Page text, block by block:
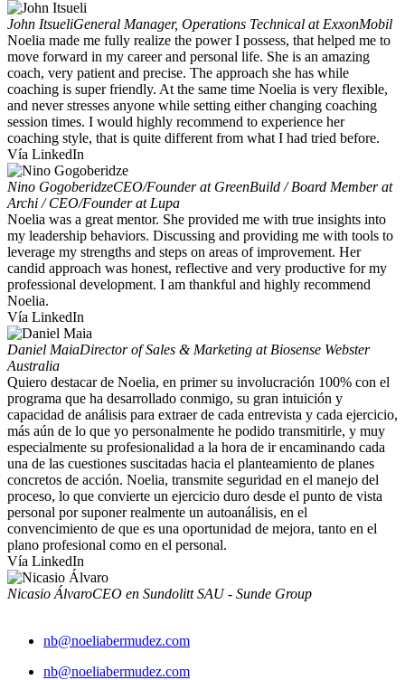
John ItsueliGeneral Manager, Operations Technical at ExxonMobil
Noelia made me fully realize the power I possess, that helped me to
move forward in my career and personal life. She is an amazing
coach, very patient and precise. The approach she has while
coaching is super friendly. At the same time Noelia is very flexible,
and never stresses anyone while setting either changing coaching
session times. I would highly recommend to experience her
coaching style, that is quite different from what I had tried before.
Vía LinkedIn
Nino GogoberidzeCEO/Founder at GreenBuild / Board Member at
Archi / CEO/Founder at Lupa
Noelia was a great mentor. She provided me with true insights into
my leadership behaviors. Discussing and providing me with tools to
leverage my strengths and steps on areas of improvement. Her
candid approach was honest, reflective and very productive for my
professional development. I am thankful and highly recommend
Noelia.
Vía LinkedIn
Daniel MaiaDirector of Sales & Marketing at Biosense Webster
Australia
Quiero destacar de Noelia, en primer su involucración 100% con el
programa que ha desarrollado conmigo, su gran intuición y
capacidad de análisis para extraer de cada entrevista y cada ejercicio,
más aún de lo que yo personalmente he podido transmitirle, y muy
especialmente su profesionalidad a la hora de ir encaminando cada
una de las cuestiones suscitadas hacia el planteamiento de planes
concretos de acción. Noelia, transmite seguridad en el manejo del
proceso, lo que convierte un ejercicio duro desde el punto de vista
personal por suponer realmente un autoanálisis, en el
convencimiento de que es una oportunidad de mejora, tanto en el
plano profesional como en el personal.
Vía LinkedIn
Nicasio ÁlvaroCEO en Sundolitt SAU - Sunde Group
nb@noeliabermudez.com
nb@noeliabermudez.com